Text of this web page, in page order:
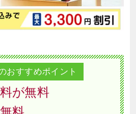
おすすめポイント
が無料